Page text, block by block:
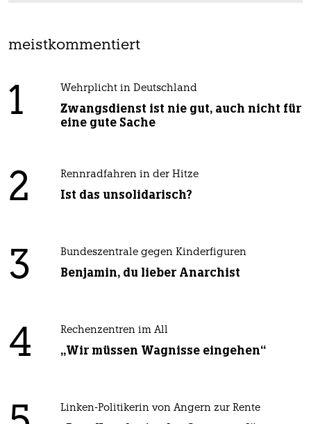
meistkommentiert
1 Wehrplicht in Deutschland
Zwangsdienst ist nie gut, auch nicht für
eine gute Sache
2 Rennradfahren in der Hitze
Ist das unsolidarisch?
3 Bundeszentrale gegen Kinderfiguren
Benjamin, du lieber Anarchist
4 Rechenzentren im All
„Wir müssen Wagnisse eingehen“
Linken-Politikerin von Angern zur Rente